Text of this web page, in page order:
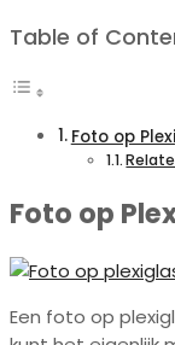
Table of
Foto op
Foto op
Een foto op